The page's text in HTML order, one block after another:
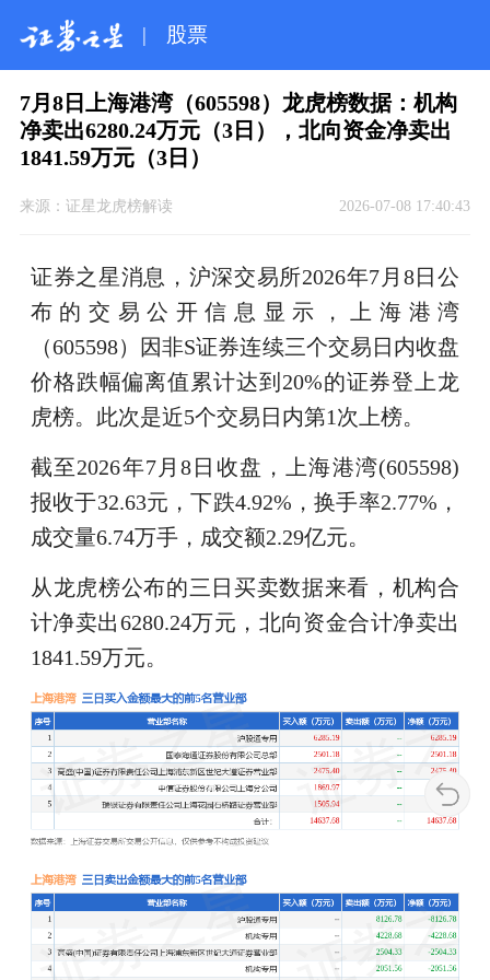
| 股票
7月8日上海港湾（605598）龙虎榜数据：机构
净卖出6280.24万元（3日），北向资金净卖出
1841.59万元（3日）
来源： 证星龙虎榜解读 2026-07-08 17:40:43
证券之星消息，沪深交易所2026年7月8日公
布的交易公开信息显示，上海港湾
（605598）因非S证券连续三个交易日内收盘
价格跌幅偏离值累计达到20%的证券登上龙
虎榜。此次是近5个交易日内第1次上榜。
截至2026年7月8日收盘，上海港湾(605598)
报收于32.63元，下跌4.92%，换手率2.77%，
成交量6.74万手，成交额2.29亿元。
从龙虎榜公布的三日买卖数据来看，机构合
计净卖出6280.24万元，北向资金合计净卖出
1841.59万元。